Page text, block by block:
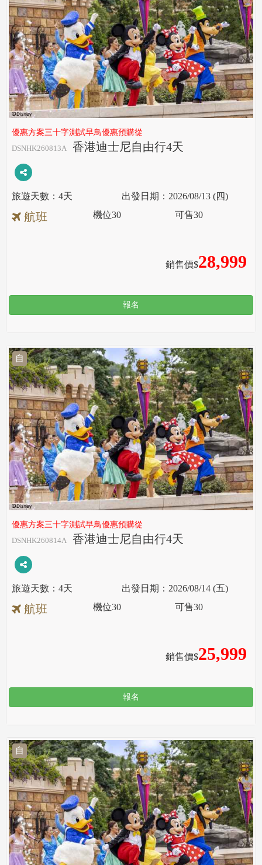
優惠方案三十字測試早鳥優惠預購從
DSNHK260813A
香港迪士尼自由行4天
4天 2026/08/13 (四)
航班
銷售價$28,999
機位30 可售30
報名
自
優惠方案三十字測試早鳥優惠預購從
DSNHK260814A
香港迪士尼自由行4天
4天 2026/08/14 (五)
航班
銷售價$25,999
機位30 可售30
報名
自